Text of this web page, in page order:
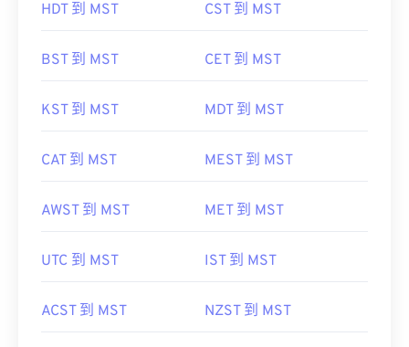
HDT 到 MST CST 到 MST
BST 到 MST CET 到 MST
KST 到 MST MDT 到 MST
CAT 到 MST MEST 到 MST
AWST 到 MST MET 到 MST
UTC 到 MST IST 到 MST
ACST 到 MST NZST 到 MST